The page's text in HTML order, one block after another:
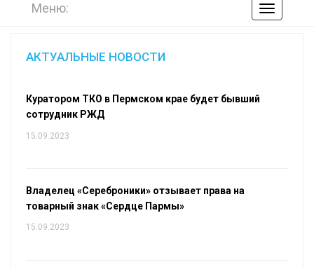
по
Меню:
АКТУАЛЬНЫЕ НОВОСТИ
Куратором ТКО в Пермском крае будет бывший
сотрудник РЖД
15.09.2023
Владелец «Сереброники» отзывает права на
товарный знак «Сердце Пармы»
15.09.2023